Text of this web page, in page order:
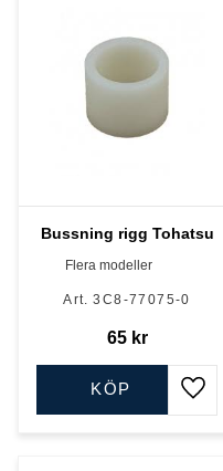
Bussning rigg Tohatsu
Flera modeller
3C8-77075-0
65kr
KÖP